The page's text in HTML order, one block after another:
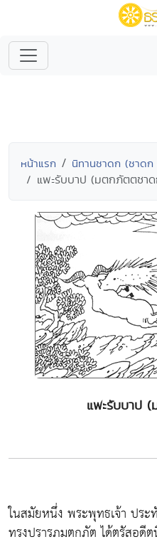
หน้าแรก นิทานชาดก (ชาด
แพะรับบาป (มตกภัตตชา
แพะรับบาป
ในสมัยหนึ่ง พระพุทธเจ้า ประ
ทรงปรารภมตกภัต ได้ตรัสอดี